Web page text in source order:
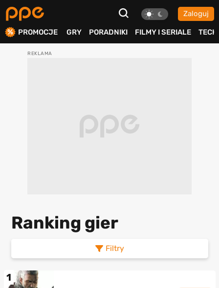
Zaloguj
PROMOCJE GRY PORADNIKI FILMY I SERIALE TECH
Ranking gier
Filtry
1